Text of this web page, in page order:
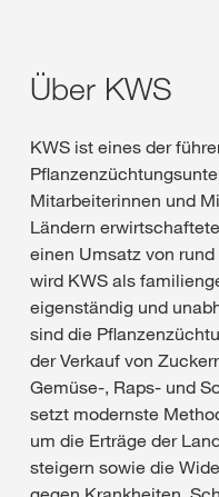
Über KWS
KWS ist eines der
Mitarbeiterinnen und
Ländern
einen Umsatz von
wird KWS als
eigenständig und
sind die
der Verkauf von
Gemüse-, Raps- und
setzt modernste
um die Erträge der
steigern sowie die